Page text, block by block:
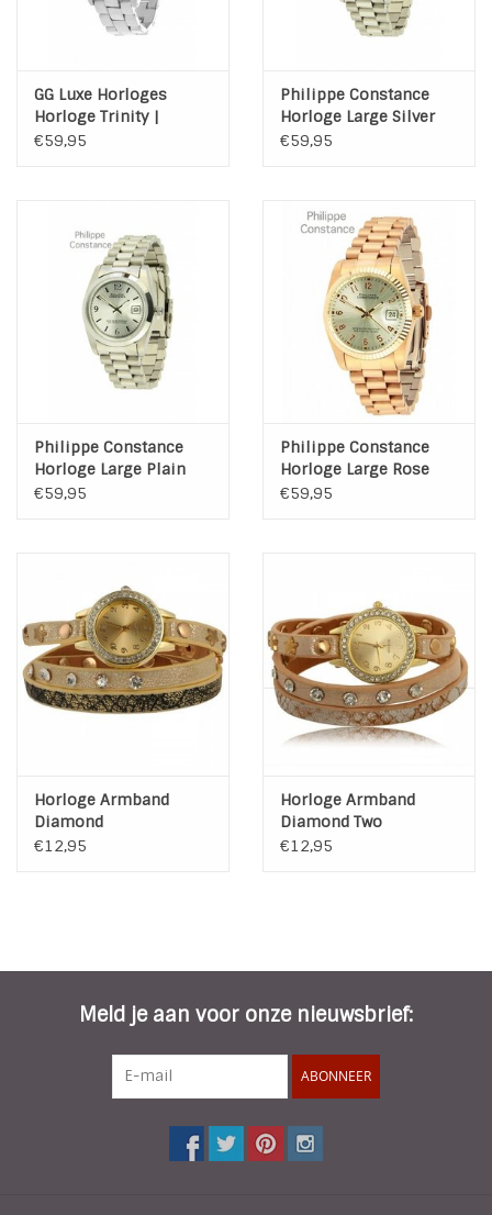
GG Luxe Horloges
Horloge Trinity |
Unisex | Zilver-Zilver
€59,95
Philippe Constance
Horloge Large Silver
Stones Silver
€59,95
Philippe Constance
Horloge Large Plain
Silver
€59,95
Philippe Constance
Horloge Large Rose
Serrated Plain Silver
€59,95
Horloge Armband
Diamond
€12,95
Horloge Armband
Diamond Two
€12,95
Meld je aan voor onze nieuwsbrief:
ABONNEER